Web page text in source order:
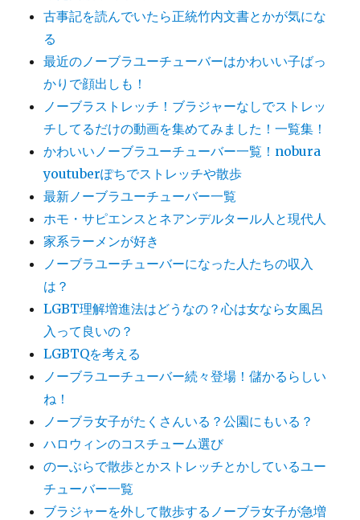
古事記を読んでいたら正統竹内文書とかが気にな
る
最近のノーブラユーチューバーはかわいい子ばっ
かりで顔出しも！
ノーブラストレッチ！ブラジャーなしでストレッ
チしてるだけの動画を集めてみました！一覧集！
かわいいノーブラユーチューバー一覧！nobura
youtuberぽちでストレッチや散歩
最新ノーブラユーチューバー一覧
ホモ・サピエンスとネアンデルタール人と現代人
家系ラーメンが好き
ノーブラユーチューバーになった人たちの収入
は？
LGBT理解増進法はどうなの？心は女なら女風呂
入って良いの？
LGBTQを考える
ノーブラユーチューバー続々登場！儲かるらしい
ね！
ノーブラ女子がたくさんいる？公園にもいる？
ハロウィンのコスチューム選び
のーぶらで散歩とかストレッチとかしているユー
チューバー一覧
ブラジャーを外して散歩するノーブラ女子が急増